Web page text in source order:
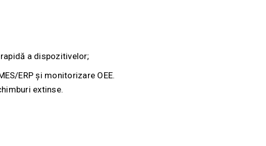
a dispozitivelor;
ERP și monitorizare OEE.
extinse.